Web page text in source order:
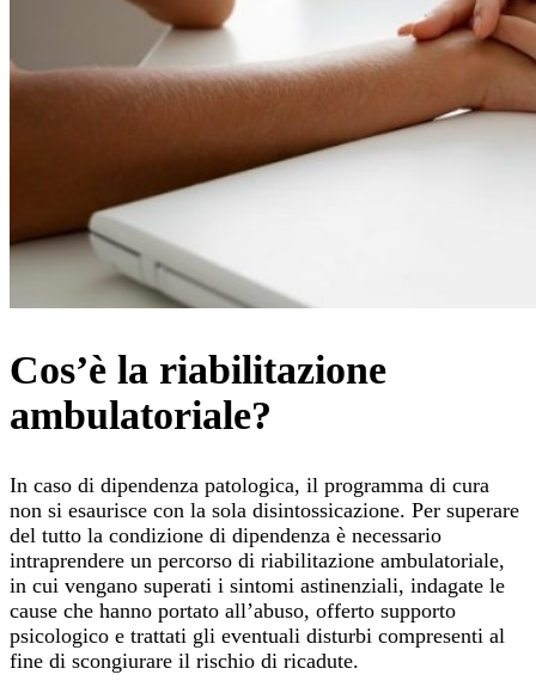
Cos’è la riabilitazione
ambulatoriale?
In caso di dipendenza patologica, il programma di cura
non si esaurisce con la sola disintossicazione. Per superare
del tutto la condizione di dipendenza è necessario
intraprendere un percorso di riabilitazione ambulatoriale,
in cui vengano superati i sintomi astinenziali, indagate le
cause che hanno portato all’abuso, offerto supporto
psicologico e trattati gli eventuali disturbi compresenti al
fine di scongiurare il rischio di ricadute.